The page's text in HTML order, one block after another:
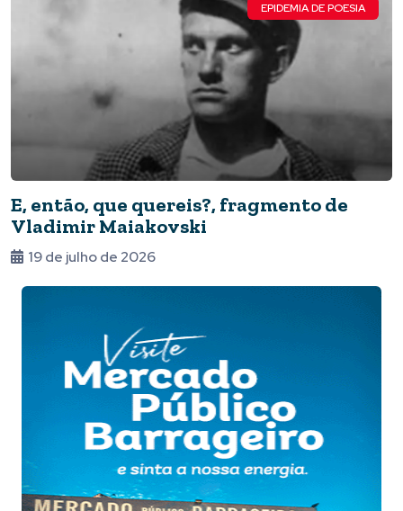
EPIDEMIA DE POESIA
E, então, que quereis?, fragmento de
Vladimir Maiakovski
19 de julho de 2026